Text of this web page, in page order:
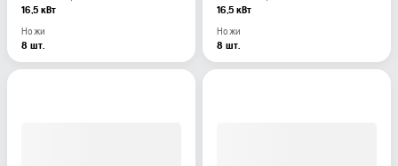
16,5 кВт
Ножи
8 шт.
16,5 кВт
Ножи
8 шт.